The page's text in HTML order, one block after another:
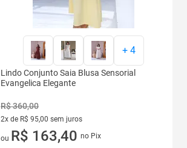
+ 4
Lindo Conjunto Saia Blusa Sensorial
Evangelica Elegante
R$ 360,00
2x de R$ 95,00 sem juros
2 vez de R$ 95,00 sem juros
ou R$ 163,40 no Pix